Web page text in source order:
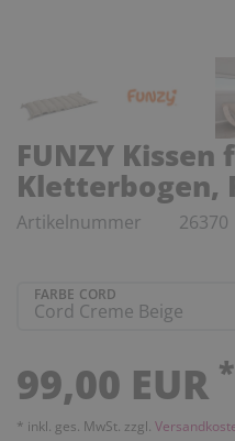
FUNZY Kissen
Kletterbogen,
Artikelnummer 26370
FARBE CORD
99,00 EUR *
* inkl. ges. MwSt. zzgl.